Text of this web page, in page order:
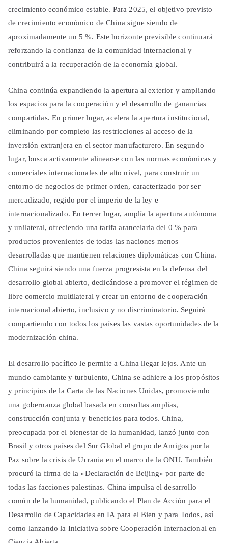
crecimiento económico estable. Para 2025, el objetivo previsto
de crecimiento económico de China sigue siendo de
aproximadamente un 5 %. Este horizonte previsible continuará
reforzando la confianza de la comunidad internacional y
contribuirá a la recuperación de la economía global.
China continúa expandiendo la apertura al exterior y ampliando
los espacios para la cooperación y el desarrollo de ganancias
compartidas. En primer lugar, acelera la apertura institucional,
eliminando por completo las restricciones al acceso de la
inversión extranjera en el sector manufacturero. En segundo
lugar, busca activamente alinearse con las normas económicas y
comerciales internacionales de alto nivel, para construir un
entorno de negocios de primer orden, caracterizado por ser
mercadizado, regido por el imperio de la ley e
internacionalizado. En tercer lugar, amplía la apertura autónoma
y unilateral, ofreciendo una tarifa arancelaria del 0 % para
productos provenientes de todas las naciones menos
desarrolladas que mantienen relaciones diplomáticas con China.
China seguirá siendo una fuerza progresista en la defensa del
desarrollo global abierto, dedicándose a promover el régimen de
libre comercio multilateral y crear un entorno de cooperación
internacional abierto, inclusivo y no discriminatorio. Seguirá
compartiendo con todos los países las vastas oportunidades de la
modernización china.
El desarrollo pacífico le permite a China llegar lejos. Ante un
mundo cambiante y turbulento, China se adhiere a los propósitos
y principios de la Carta de las Naciones Unidas, promoviendo
una gobernanza global basada en consultas amplias,
construcción conjunta y beneficios para todos. China,
preocupada por el bienestar de la humanidad, lanzó junto con
Brasil y otros países del Sur Global el grupo de Amigos por la
Paz sobre la crisis de Ucrania en el marco de la ONU. También
procuró la firma de la «Declaración de Beijing» por parte de
todas las facciones palestinas. China impulsa el desarrollo
común de la humanidad, publicando el Plan de Acción para el
Desarrollo de Capacidades en IA para el Bien y para Todos, así
como lanzando la Iniciativa sobre Cooperación Internacional en